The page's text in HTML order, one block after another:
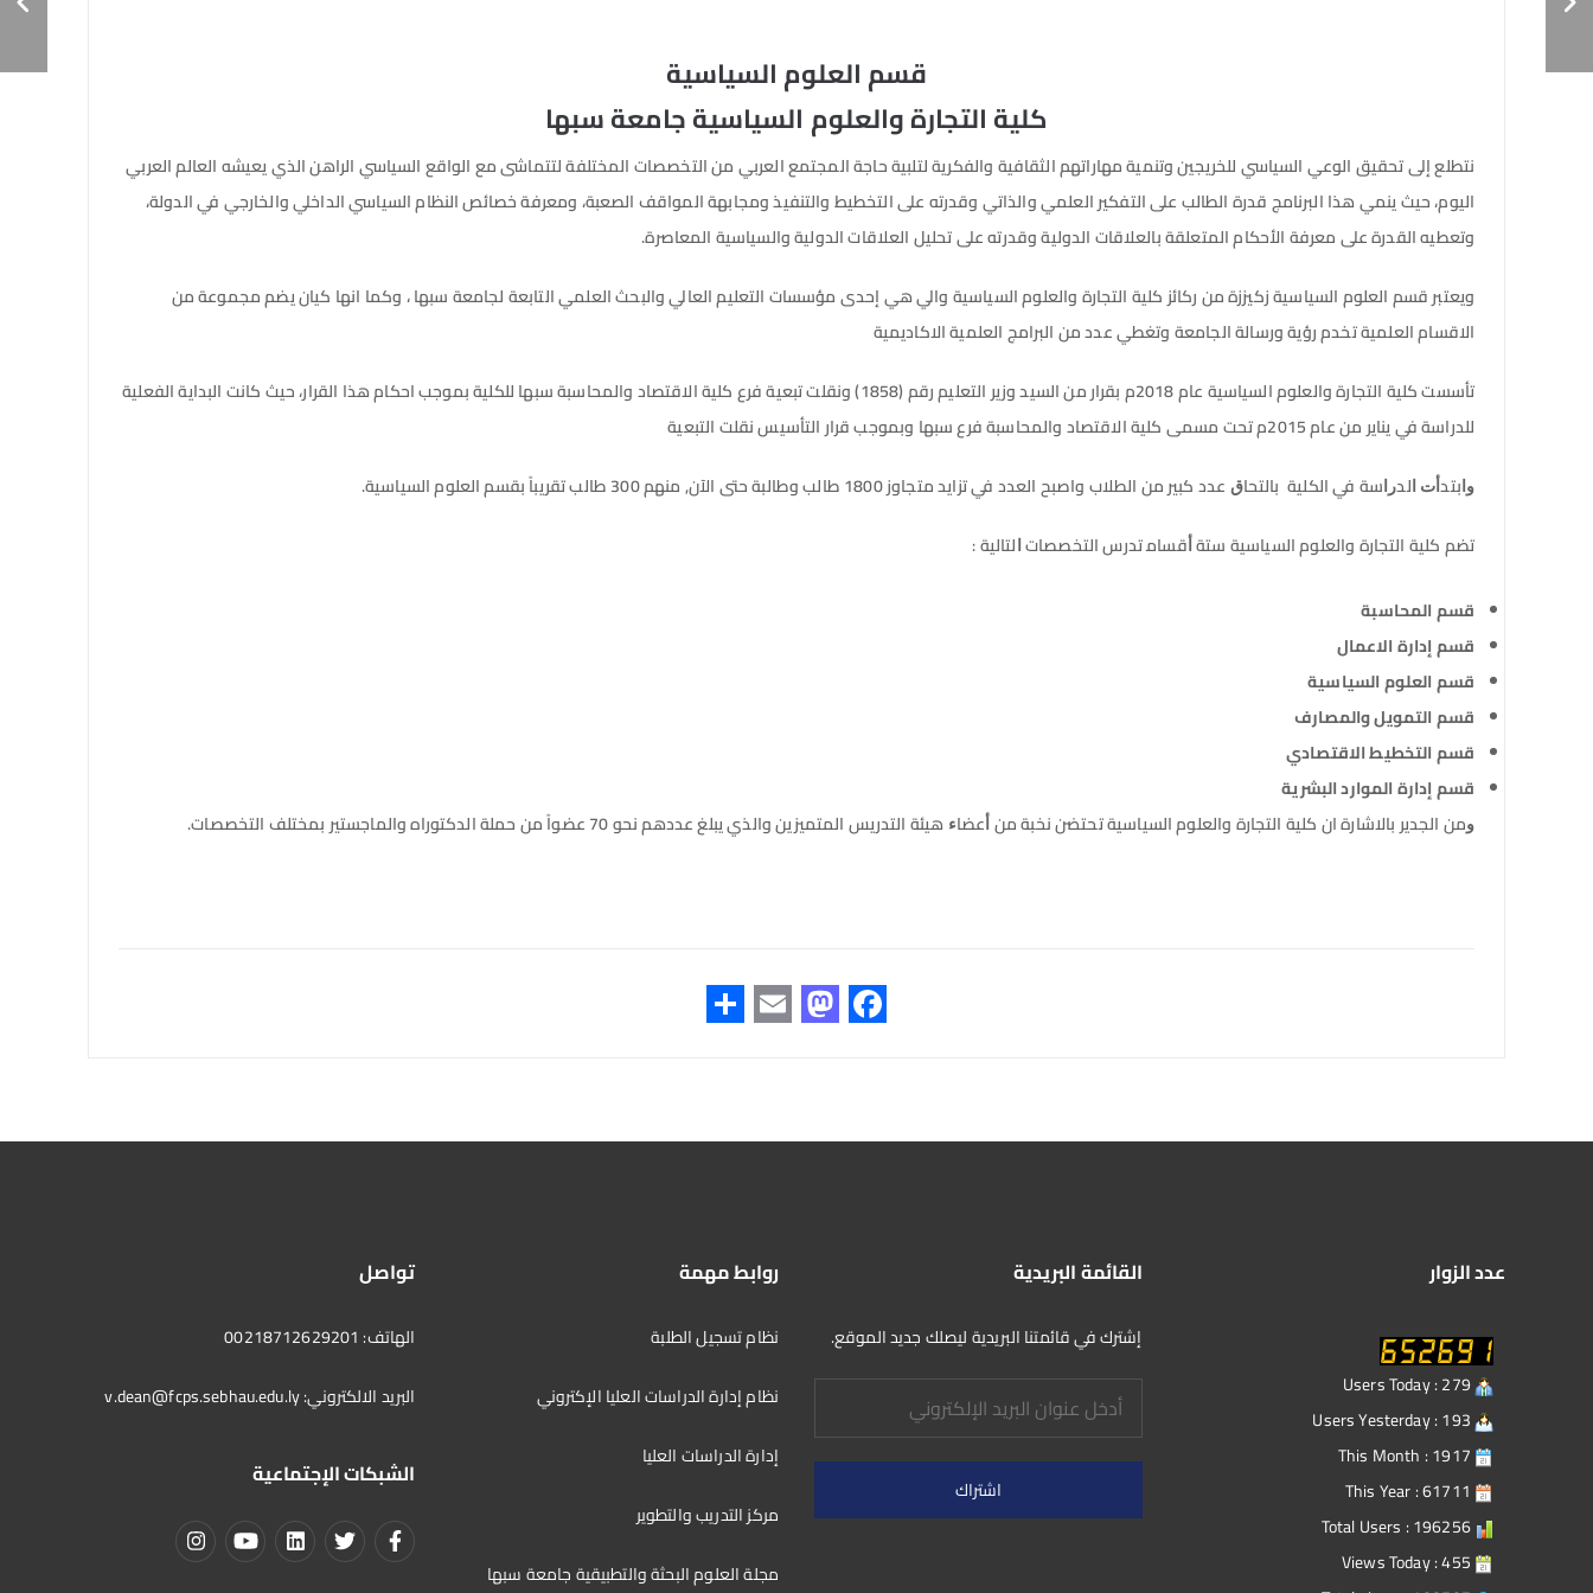
قسم العلوم السياسية
كلية التجارة والعلوم السياسية جامعة سبها
نتطلع إلى تحقيق الوعي السياسي للخريجين وتنمية مهاراتهم الثقافية والفكرية لتلبية حاجة المجتمع العربي من التخصصات المختلفة لتتماشى مع الواقع السياسي الراهن الذي يعيشه العالم العربي
اليوم، حيث ينمي هذا البرنامج قدرة الطالب على التفكير العلمي والذاتي وقدرته على التخطيط والتنفيذ ومجابهة المواقف الصعبة، ومعرفة خصائص النظام السياسي الداخلي والخارجي في الدولة،
وتعطيه القدرة على معرفة الأحكام المتعلقة بالعلاقات الدولية وقدرته على تحليل العلاقات الدولية والسياسية المعاصرة.
ويعتبر قسم العلوم السياسية زكيززة من ركائز كلية التجارة والعلوم السياسية والي هي إحدى مؤسسات التعليم العالي والبحث العلمي التابعة لجامعة سبها ، وكما انها كيان يضم مجموعة من
الاقسام العلمية تخدم رؤية ورسالة الجامعة وتغطي عدد من البرامج العلمية الاكاديمية
ﺗﺄﺳﺴﺖ كلية التجارة والعلوم السياسية عام 2018م بقرار من السيد وزير التعليم رقم (1858) ونقلت تبعية فرع كلية الاقتصاد والمحاسبة سبها للكلية بموجب احكام هذا القرار، حيث كانت البداية الفعلية
للدراسة في يناير من عام 2015م تحت مسمى كلية الاقتصاد والمحاسبة فرع سبها وبموجب قرار التأسيس نقلت التبعية
ﻭﺍﺑﺘﺪﺃﺕ ﺍﻟﺪﺭﺍﺳﺔ في الكلية ﺑﺎﻟﺘﺤﺎﻕ عدد كبير من الطلاب واصبح العدد في تزايد متجاوز 1800 طالب وطالبة حتى الآن, منهم 300 طالب تقريباً بقسم العلوم السياسية.
ﺗﻀﻢ ﻛﻠﻴﺔ التجارة والعلوم السياسية ستة ﺃﻗﺴﺎﻣ تدرس التخصصات ﺍﻟﺘﺎﻟﻴﺔ :
قسم المحاسبة
قسم إدارة الاعمال
قسم العلوم السياسية
قسم التمويل والمصارف
ﻗﺴﻢ التخطيط الاقتصادي
ﻗﺴﻢ إدارة الموارد البشرية
ﻭمن الجدير بالاشارة ان ﻛﻠﻴﺔ التجارة والعلوم السياسية تحتضن ﻧﺨﺒﺔ ﻣﻦ ﺃﻋﻀﺎﺀ هيئة التدريس المتميزين والذي يبلغ عددهم نحو 70 عضواً ﻣﻦ ﺣﻤﻠﺔ الدكتوراه واﻟﻤﺎﺟﺴﺘﻴﺮ بمختلف التخصصات.
F
ac
o
M
as
o
E
m
عدد الزوار
Users Today : 279
Users Yesterday : 193
Total Users : 196256
القائمة البريدية
إشترك في قائمتنا البريدية ليصلك جديد الموقع.
روابط مهمة
نظام تسجيل الطلبة
نظام إدارة الدراسات العليا الإكتروني
إدارة الدراسات العليا
مركز التدريب والتطوير
مجلة العلوم البحثة والتطبيقية جامعة سبها
تواصل
الهاتف: 00218712629201
البريد الالكتروني:v.dean@fcps.sebhau.edu.ly
الشبكات الإجتماعية